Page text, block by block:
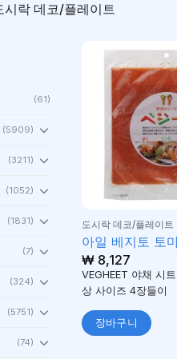
시락 데코/플레이트
(61)
(5909)
(3211)
(1052)
(1831)
(7)
(324)
(5751)
(74)
도시락 데코/플레이트
아일 베지토 토
₩ 8,127
VEGHEET 야채 시
상 사이즈 4장들이
장바구니